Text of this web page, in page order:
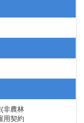
非農林
用契約